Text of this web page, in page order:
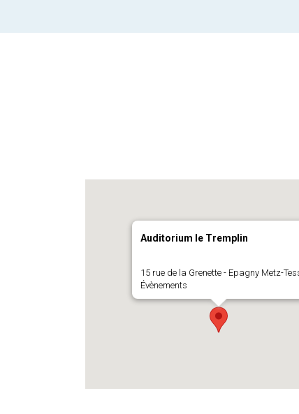
Auditorium le Tremplin
15 rue de la Grenette - Epagny Metz-
Évènements